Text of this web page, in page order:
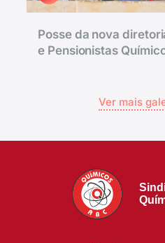
Posse da nova
e Pensionistas
Ver mais